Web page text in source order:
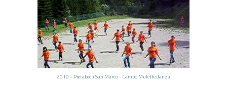
2010 - Pierabech San Marco - Campo Mulette danza